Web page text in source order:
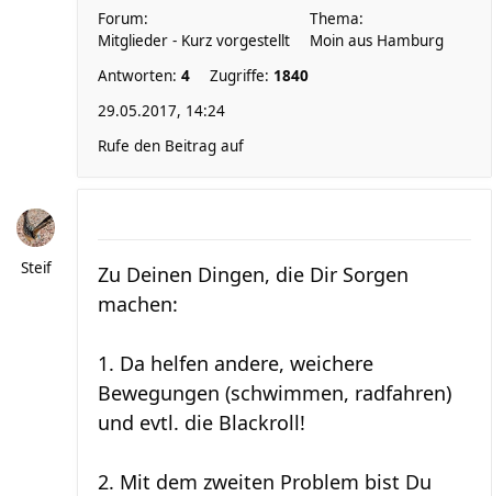
Forum:
Mitglieder - Kurz vorgestellt
Thema:
Moin aus Hamburg
Antworten: 4 Zugriffe: 1840
29.05.2017, 14:24
Rufe den Beitrag auf
Steif
Zu Deinen Dingen, die Dir Sorgen
machen:
1. Da helfen andere, weichere
Bewegungen (schwimmen, radfahren)
und evtl. die Blackroll!
2. Mit dem zweiten Problem bist Du